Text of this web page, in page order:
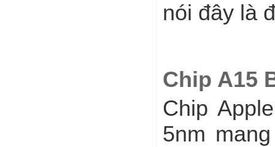
nói đây là
Chip A15
Chip
5nm